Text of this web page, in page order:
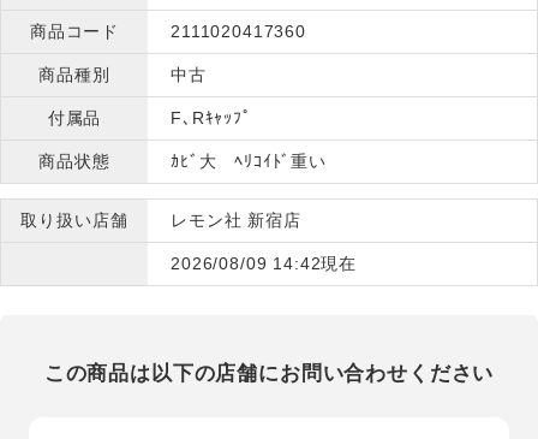
商品コード 2111020417360
商品種別 中古
付属品 F､Rｷｬｯﾌﾟ
商品状態 ｶﾋﾞ大 ﾍﾘｺｲﾄﾞ重い
取り扱い店舗 レモン社 新宿店
2026/08/09 14:42現在
この商品は以下の店舗にお問い合わせください